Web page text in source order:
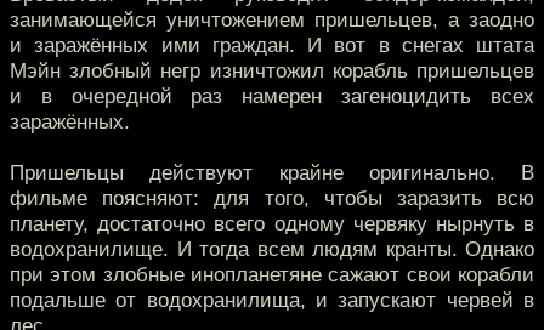
занимающейся уничтожением пришельцев, а заодно
и заражённых ими граждан. И вот в снегах штата
Мэйн злобный негр изничтожил корабль пришельцев
и в очередной раз намерен загеноцидить всех
заражённых.
Пришельцы действуют крайне оригинально. В
фильме поясняют: для того, чтобы заразить всю
планету, достаточно всего одному червяку нырнуть в
водохранилище. И тогда всем людям кранты. Однако
при этом злобные инопланетяне сажают свои корабли
подальше от водохранилища, и запускают червей в